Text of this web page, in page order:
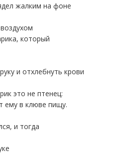
жалким на фоне
который
и отхлебнуть крови
это не птенец:
ему в клюве пищу.
и тогда